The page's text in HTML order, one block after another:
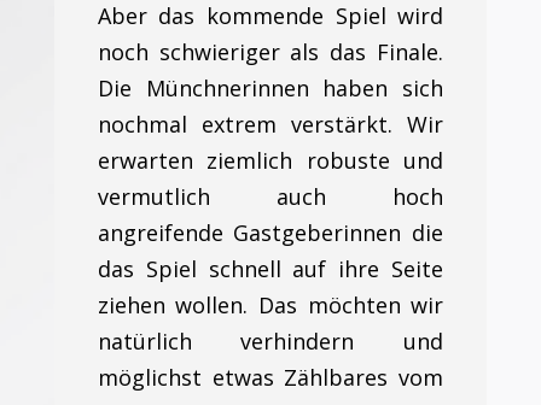
Aber das kommende Spiel wird
noch schwieriger als das Finale.
Die Münchnerinnen haben sich
nochmal extrem verstärkt. Wir
erwarten ziemlich robuste und
vermutlich auch hoch
angreifende Gastgeberinnen die
das Spiel schnell auf ihre Seite
ziehen wollen. Das möchten wir
natürlich verhindern und
möglichst etwas Zählbares vom